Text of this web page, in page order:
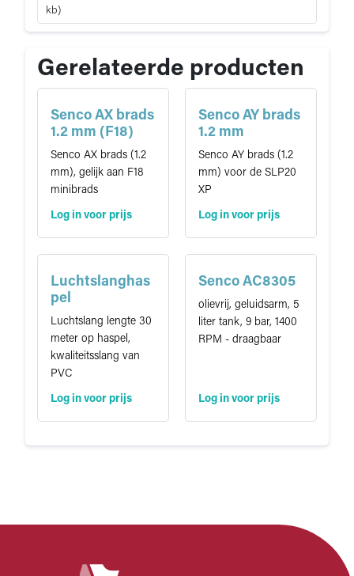
kb)
Gerelateerde producten
Senco AX brads
1.2 mm (F18)
Senco AX brads (1.2
mm), gelijk aan F18
minibrads
Log in voor prijs
Senco AY brads
1.2 mm
Senco AY brads (1.2
mm) voor de SLP20
XP
Log in voor prijs
Luchtslanghas
pel
Luchtslang lengte 30
meter op haspel,
kwaliteitsslang van
PVC
Log in voor prijs
Senco AC8305
olievrij, geluidsarm, 5
liter tank, 9 bar, 1400
RPM - draagbaar
Log in voor prijs